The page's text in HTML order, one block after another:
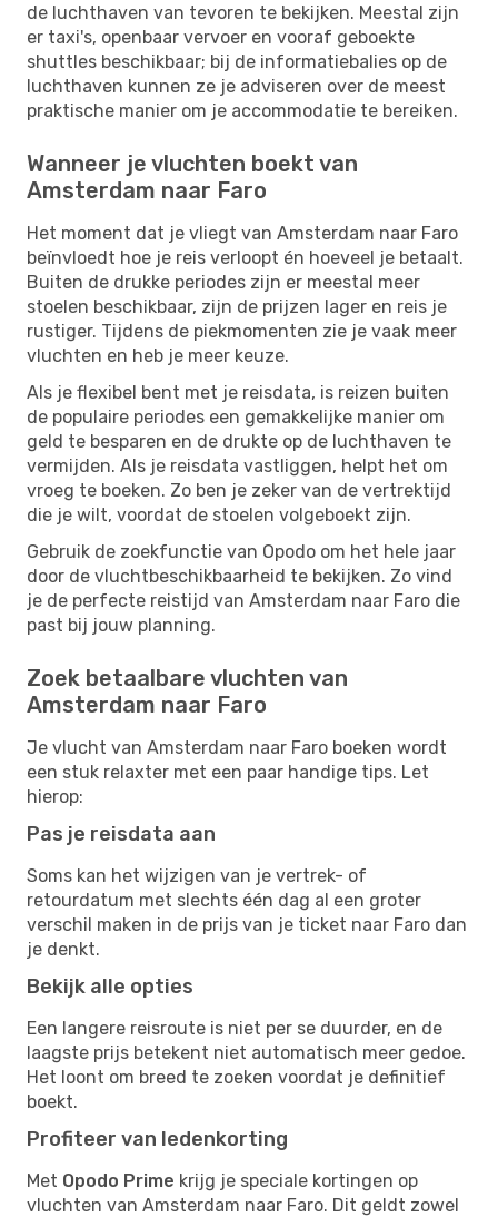
de luchthaven van tevoren te bekijken. Meestal zijn
er taxi's, openbaar vervoer en vooraf geboekte
shuttles beschikbaar; bij de informatiebalies op de
luchthaven kunnen ze je adviseren over de meest
praktische manier om je accommodatie te bereiken.
Wanneer je vluchten boekt van
Amsterdam naar Faro
Het moment dat je vliegt van Amsterdam naar Faro
beïnvloedt hoe je reis verloopt én hoeveel je betaalt.
Buiten de drukke periodes zijn er meestal meer
stoelen beschikbaar, zijn de prijzen lager en reis je
rustiger. Tijdens de piekmomenten zie je vaak meer
vluchten en heb je meer keuze.
Als je flexibel bent met je reisdata, is reizen buiten
de populaire periodes een gemakkelijke manier om
geld te besparen en de drukte op de luchthaven te
vermijden. Als je reisdata vastliggen, helpt het om
vroeg te boeken. Zo ben je zeker van de vertrektijd
die je wilt, voordat de stoelen volgeboekt zijn.
Gebruik de zoekfunctie van Opodo om het hele jaar
door de vluchtbeschikbaarheid te bekijken. Zo vind
je de perfecte reistijd van Amsterdam naar Faro die
past bij jouw planning.
Zoek betaalbare vluchten van
Amsterdam naar Faro
Je vlucht van Amsterdam naar Faro boeken wordt
een stuk relaxter met een paar handige tips. Let
hierop:
Pas je reisdata aan
Soms kan het wijzigen van je vertrek- of
retourdatum met slechts één dag al een groter
verschil maken in de prijs van je ticket naar Faro dan
je denkt.
Bekijk alle opties
Een langere reisroute is niet per se duurder, en de
laagste prijs betekent niet automatisch meer gedoe.
Het loont om breed te zoeken voordat je definitief
boekt.
Profiteer van ledenkorting
Met Opodo Prime krijg je speciale kortingen op
vluchten van Amsterdam naar Faro. Dit geldt zowel